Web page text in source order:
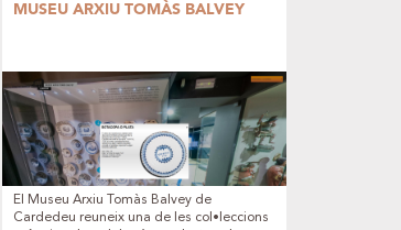
MUSEU ARXIU TOMÀS BALVEY
El Museu Arxiu Tomàs Balvey de
Cardedeu reuneix una de les col•leccions